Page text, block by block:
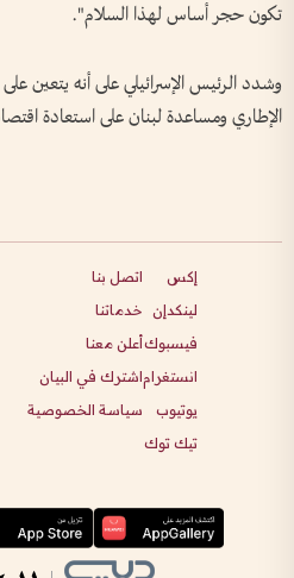
تكون حجر أساس لهذا السلام".
وشدد الرئيس الإسرائيلي على أنه يتعين
الإطاري ومساعدة لبنان على استعادة
إكس
لينكدإن
فيسبوك
انستغرام
يوتيوب
تيك توك
اتصل بنا
خدماتنا
أعلن معنا
اشترك في البيان
سياسة الخصوصية